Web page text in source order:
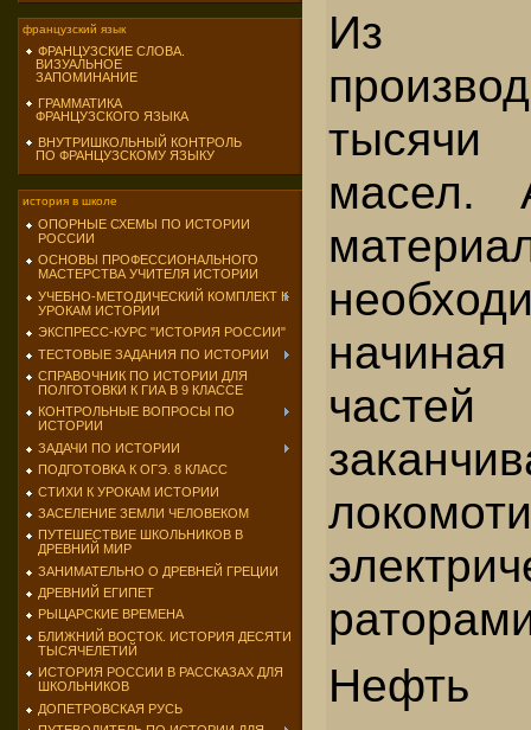
французский язык
ФРАНЦУЗСКИЕ СЛОВА.
ВИЗУАЛЬНОЕ
ЗАПОМИНАНИЕ
ГРАММАТИКА
ФРАНЦУЗСКОГО ЯЗЫКА
ВНУТРИШКОЛЬНЫЙ КОНТРОЛЬ
ПО ФРАНЦУЗСКОМУ ЯЗЫКУ
история в школе
ОПОРНЫЕ СХЕМЫ ПО ИСТОРИИ
РОССИИ
ОСНОВЫ ПРОФЕССИОНАЛЬНОГО
МАСТЕРСТВА УЧИТЕЛЯ ИСТОРИИ
УЧЕБНО-МЕТОДИЧЕСКИЙ КОМПЛЕКТ К
УРОКАМ ИСТОРИИ
ЭКСПРЕСС-КУРС "ИСТОРИЯ РОССИИ"
ТЕСТОВЫЕ ЗАДАНИЯ ПО ИСТОРИИ
СПРАВОЧНИК ПО ИСТОРИИ ДЛЯ
ПОЛГОТОВКИ К ГИА В 9 КЛАССЕ
КОНТРОЛЬНЫЕ ВОПРОСЫ ПО
ИСТОРИИ
ЗАДАЧИ ПО ИСТОРИИ
ПОДГОТОВКА К ОГЭ. 8 КЛАСС
СТИХИ К УРОКАМ ИСТОРИИ
ЗАСЕЛЕНИЕ ЗЕМЛИ ЧЕЛОВЕКОМ
ПУТЕШЕСТВИЕ ШКОЛЬНИКОВ В
ДРЕВНИЙ МИР
ЗАНИМАТЕЛЬНО О ДРЕВНЕЙ ГРЕЦИИ
ДРЕВНИЙ ЕГИПЕТ
РЫЦАРСКИЕ ВРЕМЕНА
БЛИЖНИЙ ВОСТОК. ИСТОРИЯ ДЕСЯТИ
ТЫСЯЧЕЛЕТИЙ
ИСТОРИЯ РОССИИ В РАССКАЗАХ ДЛЯ
ШКОЛЬНИКОВ
ДОПЕТРОВСКАЯ РУСЬ
Из
масел.
частей
Нефть